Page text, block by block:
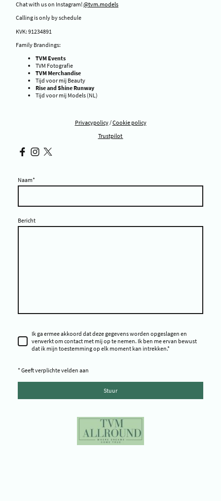
Chat with us on Instagram!@tvm.models
Calling is only by schedule
KVK: 91234891
Family Brandings:
TVM Events
TVM Fotografie
TVM Merchandise
Tijd voor mij Beauty
Rise and Shine Runway
Tijd voor mij Models (NL)
Privacypolicy/Cookie policy
Trustpilot
Naam*
Bericht
Ik ga ermee akkoord dat deze gegevens worden opgeslagen en
verwerkt om contact met mij op te nemen. Ik ben me ervan bewust
dat ik mijn toestemming op elk moment kan intrekken.*
* Geeft verplichte velden aan
Stuur